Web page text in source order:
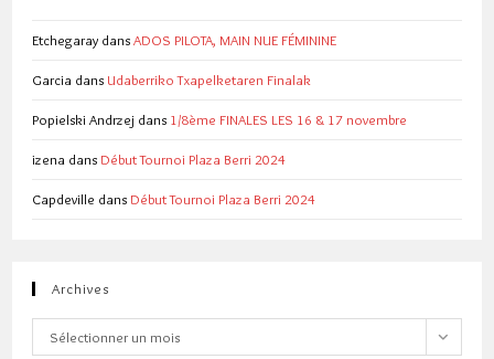
Etchegaray dansADOS PILOTA, MAIN NUE FÉMININE
Garcia dans Udaberriko Txapelketaren Finalak
Popielski Andrzej dans 1/8ème FINALES LES 16 & 17 novembre
izena dans Début Tournoi Plaza Berri 2024
Capdeville dans Début Tournoi Plaza Berri 2024
Archives
Archives
Sélectionner un mois